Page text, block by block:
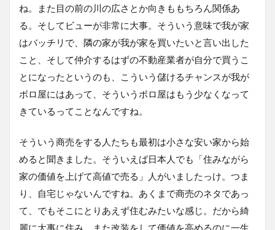
ね。また目の前の川の広さとか向きももちろん関係あ
る。そしてビューが非常に大事。そういう意味で我が家
はバッチリで、隣の家が我が家を買いたいと言い出した
こと、そして仲介するはずの不動産業者が自分で買うこ
とになったというのも、こういう儲けるチャンスが我が
ボロ屋にはあって、そういうボロ屋はもう少なくなって
きているってことなんですね。
そういう商売をする人たちも最初は小さな安い家から始
めると聞きました。そういえば日本人でも「住みながら
家の価値を上げて高値で売る」人がいましたっけ。つま
り、自宅じゃないんですね。あくまで商売のネタであっ
て、でもそこにとりあえず住むみたいな感じ。だから綺
麗に大事に住み、また改装をして価値を高めるのに一生